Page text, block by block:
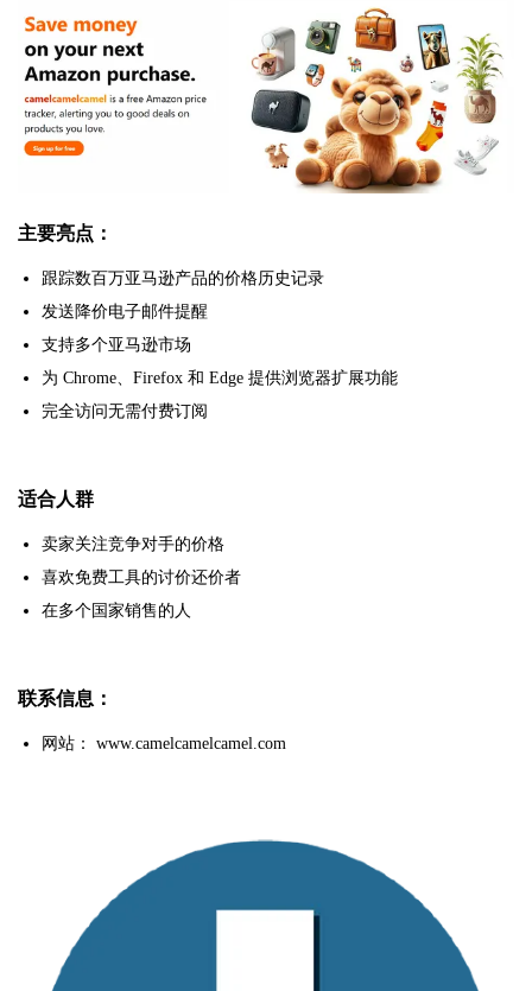
主要亮点：
跟踪数百万亚马逊产品的价格历史记录
发送降价电子邮件提醒
支持多个亚马逊市场
为 Chrome、Firefox 和 Edge 提供浏览器扩展功能
完全访问无需付费订阅
适合人群
卖家关注竞争对手的价格
喜欢免费工具的讨价还价者
在多个国家销售的人
联系信息：
网站： www.camelcamelcamel.com